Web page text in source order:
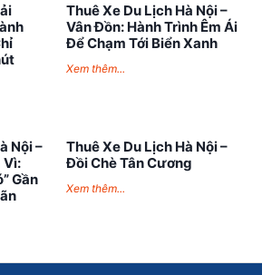
Thuê Xe Du Lịch Hà Nội –
Vân Đồn: Hành Trình Êm Ái
Để Chạm Tới Biển Xanh
Xem thêm...
Nội –
Vì:
Gần
Thuê Xe Du Lịch Hà Nội –
Đồi Chè Tân Cương
Xem thêm...